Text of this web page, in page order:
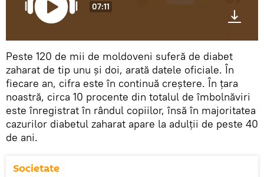
07:11
Peste 120 de mii de moldoveni suferă de diabet
zaharat de tip unu și doi, arată datele oficiale. În
fiecare an, cifra este în continuă creștere. În țara
noastră, circa 10 procente din totalul de îmbolnăviri
este înregistrat în rândul copiilor, însă în majoritatea
cazurilor diabetul zaharat apare la adulții de peste 40
de ani.
Societate